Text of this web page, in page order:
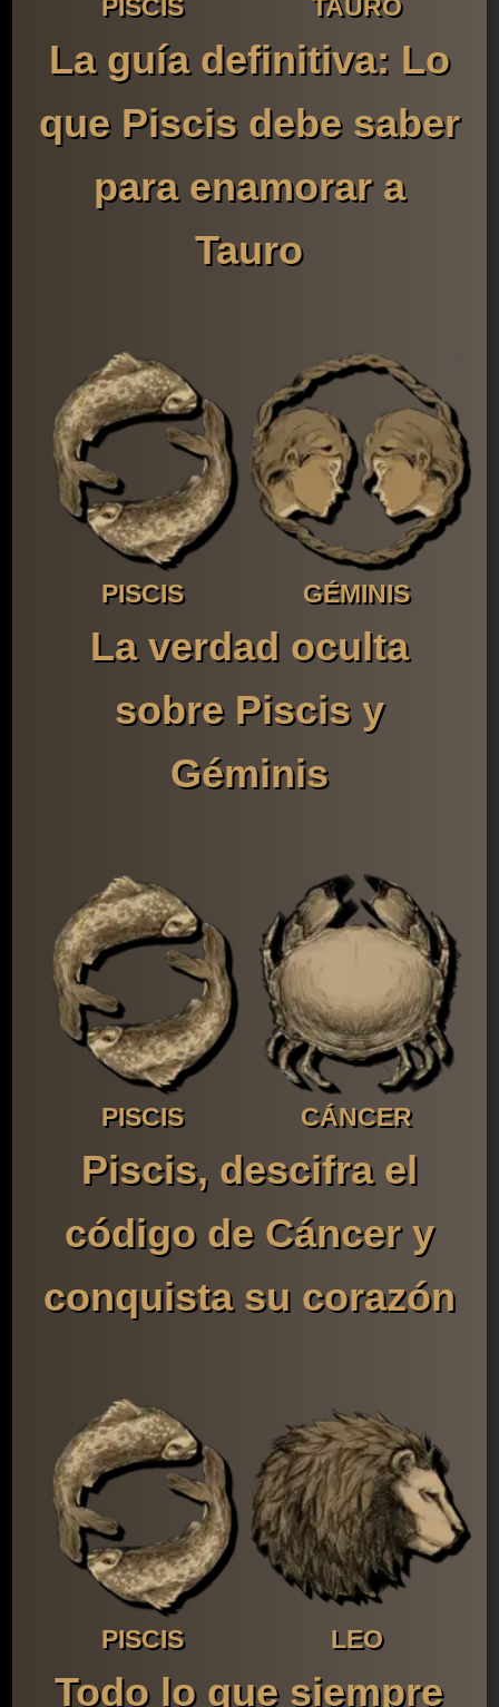
PISCIS TAURO
La guía definitiva: Lo
que Piscis debe saber
para enamorar a
Tauro
PISCIS GÉMINIS
La verdad oculta
sobre Piscis y
Géminis
PISCIS CÁNCER
Piscis, descifra el
código de Cáncer y
conquista su corazón
PISCIS LEO
Todo lo que siempre